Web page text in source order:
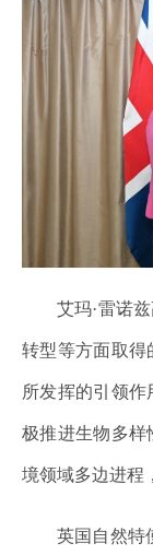
艾玛·雷诺兹
转型等方面取得
所发挥的引领
极推进生物多样
境领域多边进程
英国自然特使